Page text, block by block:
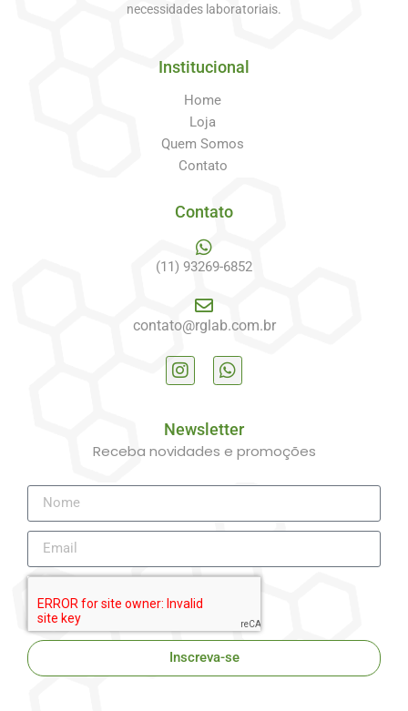
necessidades laboratoriais.
Institucional
Home
Loja
Quem Somos
Contato
Contato
(11) 93269-6852
contato@rglab.com.br
Newsletter
Receba novidades e promoções
Inscreva-se